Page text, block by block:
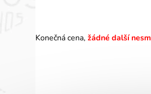
Konečná cena, žádné další